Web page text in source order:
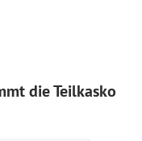
die Teilkasko